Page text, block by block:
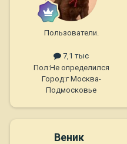
Пользователи.
7,1 тыс
Пол:Не определился
Город:г Москва-
Подмосковье
Веник